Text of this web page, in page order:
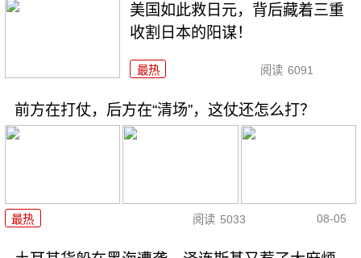
美国如此救日元，背后藏着三重
收割日本的阳谋！
最热 阅读 6091
前方在打仗，后方在“清场”，这仗还怎么打？
最热 阅读 5033 08-05